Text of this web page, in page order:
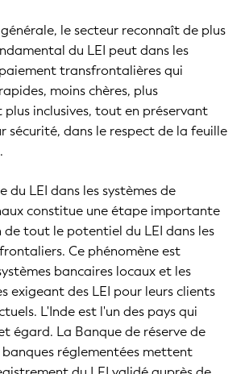
le secteur reconnaît de plus
du LEI peut dans les
transfrontalières qui
moins chères, plus
inclusives, tout en préservant
sécurité, dans le respect de la feuille
du LEI dans les systèmes de
constitue une étape importante
tout le potentiel du LEI dans les
Ce phénomène est
bancaires locaux et les
exigeant des LEI pour leurs clients
L'Inde est l'un des pays qui
égard. La Banque de réserve de
banques réglementées mettent